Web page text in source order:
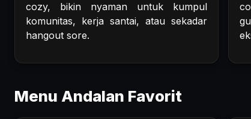
cozy, bikin nyaman untuk kumpul
komunitas, kerja santai, atau sekadar
hangout sore.
Menu Andalan Favorit